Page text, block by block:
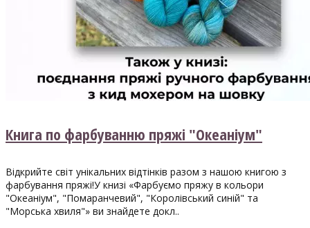
Книга по фарбуванню пряжі "Океаніум"
Відкрийте світ унікальних відтінків разом з нашою книгою з
фарбування пряжі!У книзі «Фарбуємо пряжу в кольори
"Океаніум", "Помаранчевий", "Королівський синій" та
"Морська хвиля"» ви знайдете докл..